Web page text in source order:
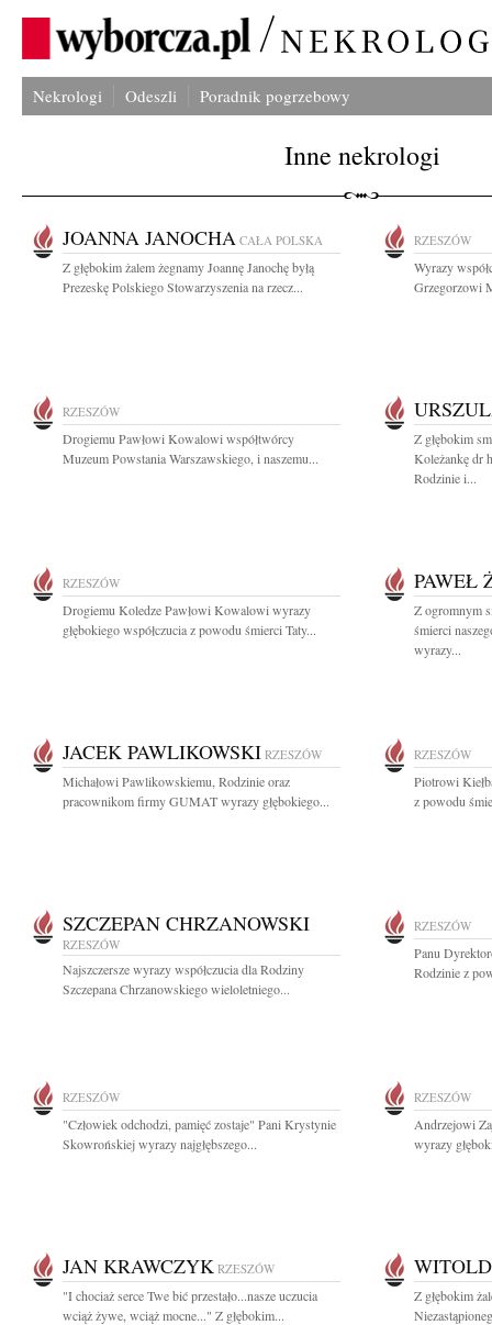
Nekrologi Odeszli Poradnik pogrzebowy
Inne nekrologi
JOANNA JANOCHA CAŁA POLSKA
Z głębokim żalem żegnamy Joannę Janochę byłą
Prezeskę Polskiego Stowarzyszenia na rzecz...
RZESZÓW
Wyrazy
Grzegorzowi
RZESZÓW
Drogiemu Pawłowi Kowalowi współtwórcy
Muzeum Powstania Warszawskiego, i naszemu...
Z głębokim
Koleżankę dr
Rodzinie i...
RZESZÓW
Drogiemu Koledze Pawłowi Kowalowi wyrazy
głębokiego współczucia z powodu śmierci Taty...
PAWEŁ
Z ogromnym
śmierci
wyrazy...
JACEK PAWLIKOWSKI RZESZÓW
Michałowi Pawlikowskiemu, Rodzinie oraz
pracownikom firmy GUMAT wyrazy głębokiego...
RZESZÓW
Piotrowi
z powodu
SZCZEPAN CHRZANOWSKI
RZESZÓW
Najszczersze wyrazy współczucia dla Rodziny
Szczepana Chrzanowskiego wieloletniego...
RZESZÓW
Panu
Rodzinie z
RZESZÓW
"Człowiek odchodzi, pamięć zostaje" Pani Krystynie
Skowrońskiej wyrazy najgłębszego...
RZESZÓW
Andrzejowi
wyrazy
JAN KRAWCZYK RZESZÓW
"I chociaż serce Twe bić przestało...nasze uczucia
wciąż żywe, wciąż mocne..." Z głębokim...
Z głębokim